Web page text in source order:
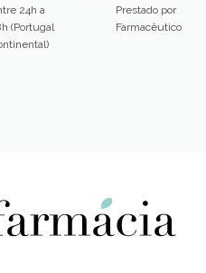
24h a
(Portugal
Prestado por
Farmacêutico